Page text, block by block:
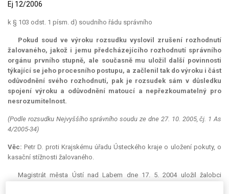
Ej 12/2006
k § 103 odst. 1 písm. d) soudního řádu správního
Pokud soud ve výroku rozsudku vyslovil zrušení rozhodnutí
žalovaného, jakož i jemu předcházejícího rozhodnutí správního
orgánu prvního stupně, ale současně mu uložil další povinnosti
týkající se jeho procesního postupu, a začlenil tak do výroku i část
odůvodnění svého rozhodnutí, pak je rozsudek sám v důsledku
spojení výroku a odůvodnění matoucí a nepřezkoumatelný pro
nesrozumitelnost.
(Podle rozsudku Nejvyššího správního soudu ze dne 27. 10. 2005, čj. 1 As
4/2005-34)
Věc: Petr D. proti Krajskému úřadu Ústeckého kraje o uložení pokuty, o
kasační stížnosti žalovaného.
Magistrát města Ústí nad Labem dne 17. 5. 2004 uložil žalobci